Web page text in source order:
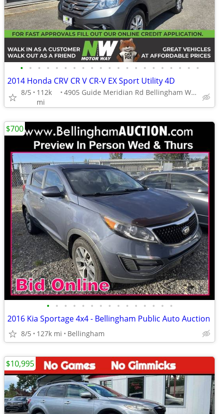
• • • • • • • • • • • • • • • • • • • • •
2014 Honda CRV CR V CR-V EX Sport Utility 4D
8/5
112k
mi
4905 Guide Meridian Rd Bellingham WA 98226
• • • • • • • • • • • • • • •
2016 Kia Sportage 4x4 - Bellingham Public Auto Auction
8/5 127k mi Bellingham
$700
$10,995